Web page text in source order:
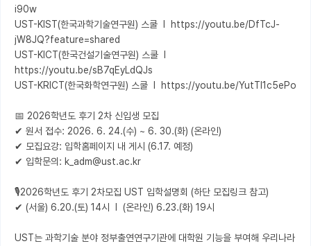
i90w
UST-KIST(한국과학기술연구원) 스쿨  l  https://youtu.be/DfTcJ-
jW8JQ?feature=shared
UST-KICT(한국건설기술연구원) 스쿨  l
https://youtu.be/sB7qEyLdQJs
UST-KRICT(한국화학연구원) 스쿨  l  https://youtu.be/YutTl1c5ePo
📅 2026학년도 후기 2차 신입생 모집
✔ 원서 접수: 2026. 6. 24.(수) ~ 6. 30.(화) (온라인)
✔ 모집요강: 입학홈페이지 내 게시 (6.17. 예정)
✔ 입학문의: k_adm@ust.ac.kr
🎙️2026학년도 후기 2차모집 UST 입학설명회 (하단 모집링크 참고)
✔ (서울) 6.20.(토) 14시  l  (온라인) 6.23.(화) 19시
UST는 과학기술 분야 정부출연연구기관에 대학원 기능을 부여해 우리나라